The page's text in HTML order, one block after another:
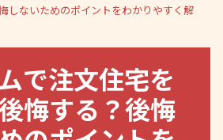
しないためのポイントをわかりやすく解
で注文住宅を
悔する？後悔